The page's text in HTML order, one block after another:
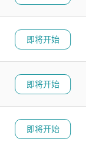
即将开始
即将开始
即将开始